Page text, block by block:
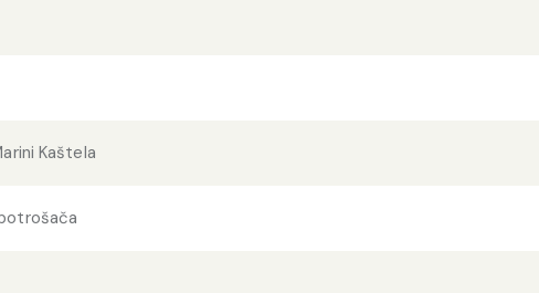
Kaštela